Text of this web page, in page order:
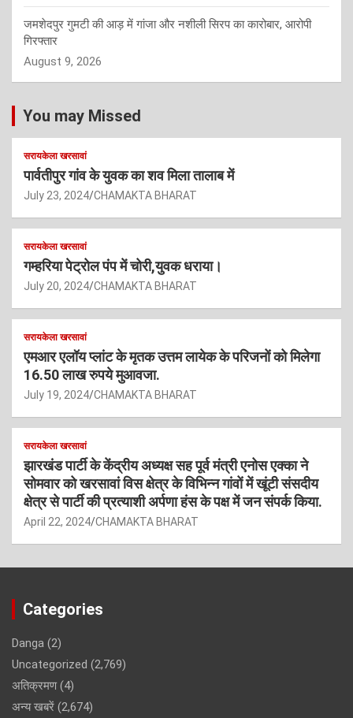
जमशेदपुर गुमटी की आड़ में गांजा और नशीली सिरप का कारोबार, आरोपी
गिरफ्तार
August 9, 2026
You may Missed
सरायकेला खरसावां
पार्वतीपुर गांव के युवक का शव मिला तालाब में
July 23, 2024 CHAMAKTA BHARAT
सरायकेला खरसावां
गम्हरिया पेट्रोल पंप में चोरी,युवक धराया।
July 20, 2024 CHAMAKTA BHARAT
सरायकेला खरसावां
एमआर एलॉय प्लांट के मृतक उत्तम लायेक के परिजनों को मिलेगा
16.50 लाख रुपये मुआवजा.
July 19, 2024 CHAMAKTA BHARAT
सरायकेला खरसावां
झारखंड पार्टी के केंद्रीय अध्यक्ष सह पूर्व मंत्री एनोस एक्का ने
सोमवार को खरसावां विस क्षेत्र के विभिन्न गांवों में खूंटी संसदीय
क्षेत्र से पार्टी की प्रत्याशी अर्पणा हंस के पक्ष में जन संपर्क किया.
April 22, 2024 CHAMAKTA BHARAT
Categories
Danga (2)
Uncategorized (2,769)
अतिक्रमण(4)
अन्य खबरें (2,674)